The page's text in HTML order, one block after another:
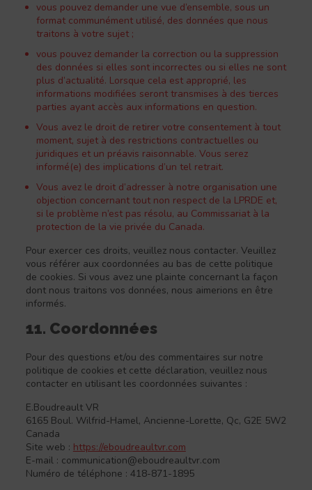
vous pouvez demander une vue d’ensemble, sous un
format communément utilisé, des données que nous
traitons à votre sujet ;
vous pouvez demander la correction ou la suppression
des données si elles sont incorrectes ou si elles ne sont
plus d’actualité. Lorsque cela est approprié, les
informations modifiées seront transmises à des tierces
parties ayant accès aux informations en question.
Vous avez le droit de retirer votre consentement à tout
moment, sujet à des restrictions contractuelles ou
juridiques et un préavis raisonnable. Vous serez
informé(e) des implications d’un tel retrait.
Vous avez le droit d’adresser à notre organisation une
objection concernant tout non respect de la LPRDE et,
si le problème n’est pas résolu, au Commissariat à la
protection de la vie privée du Canada.
Pour exercer ces droits, veuillez nous contacter. Veuillez
vous référer aux coordonnées au bas de cette politique
de cookies. Si vous avez une plainte concernant la façon
dont nous traitons vos données, nous aimerions en être
informés.
11. Coordonnées
Pour des questions et/ou des commentaires sur notre
politique de cookies et cette déclaration, veuillez nous
contacter en utilisant les coordonnées suivantes :
E.Boudreault VR
6165 Boul. Wilfrid-Hamel, Ancienne-Lorette, Qc, G2E 5W2
Canada
Site web : https://eboudreaultvr.com
E-mail : communication@eboudreaultvr.com
Numéro de téléphone : 418-871-1895